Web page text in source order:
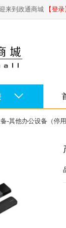
来到政通商城 【登录
-其他办公设备（停